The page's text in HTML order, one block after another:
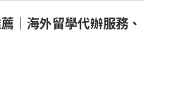
｜海外留學代辦服務、